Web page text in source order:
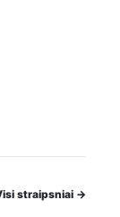
straipsniai →